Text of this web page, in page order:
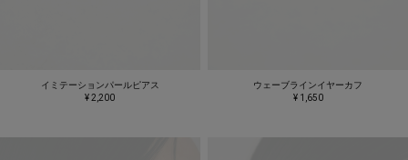
イミテーションパールピアス
¥ 2,200
ウェーブラインイヤーカフ
¥ 1,650